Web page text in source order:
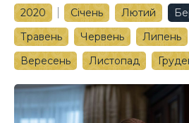
2020
Січень Лютий
Травень
Червень Липень
Вересень
Листопад